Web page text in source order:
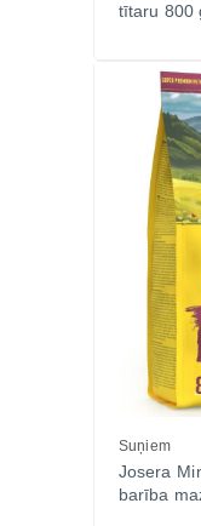
tītaru 800
Suņiem
Josera
barība